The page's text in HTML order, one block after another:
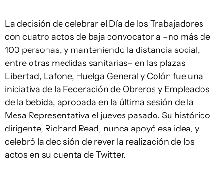
La decisión de celebrar el Día de los Trabajadores
con cuatro actos de baja convocatoria –no más de
100 personas, y manteniendo la distancia social,
entre otras medidas sanitarias– en las plazas
Libertad, Lafone, Huelga General y Colón fue una
iniciativa de la Federación de Obreros y Empleados
de la bebida, aprobada en la última sesión de la
Mesa Representativa el jueves pasado. Su histórico
dirigente, Richard Read, nunca apoyó esa idea, y
celebró la decisión de rever la realización de los
actos en su cuenta de Twitter.